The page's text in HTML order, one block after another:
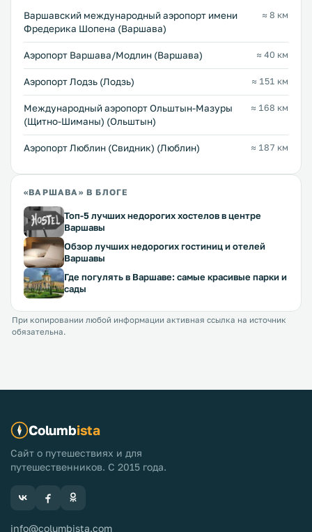
Варшавский международный аэропорт имени
Фредерика Шопена (Варшава)
≈ 8 км
Аэропорт Варшава/Модлин (Варшава) ≈ 40 км
Аэропорт Лодзь (Лодзь) ≈ 151 км
Международный аэропорт Ольштын-Мазуры
(Щитно-Шиманы) (Ольштын)
≈ 168 км
Аэропорт Люблин (Свидник) (Люблин) ≈ 187 км
«ВАРШАВА» В БЛОГЕ
Топ-5 лучших недорогих хостелов в центре
Варшавы
Обзор лучших недорогих гостиниц и отелей
Варшавы
Где погулять в Варшаве: самые красивые парки и
сады
При копировании любой информации активная ссылка на источник
обязательна.
Columbista
Сайт о путешествиях и для
путешественников. С 2015 года.
info@columbista.com